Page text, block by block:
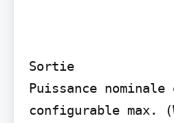
Sortie
Puissance nominale
configurable max.